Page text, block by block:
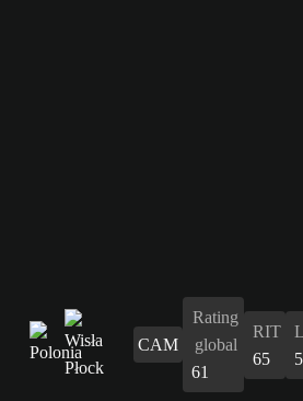
CAM
Rating
global
61
RIT
65